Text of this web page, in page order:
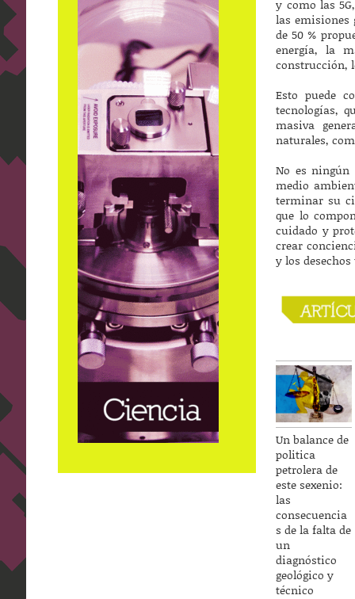
y como las
las emisiones
de 50 %
energía, la
construcción,
Esto puede
tecnologías,
masiva
naturales,
No es ningún
medio
terminar su
que lo
cuidado y
crear
y los
Un balance de
politica
petrolera de
este sexenio:
las
consecuencia
s de la falta de
un
diagnóstico
geológico y
técnico